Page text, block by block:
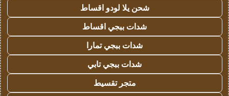
شحن يلا لودو اقساط
شدات ببجي اقساط
شدات ببجي تمارا
شدات ببجي تابي
متجر تقسيط